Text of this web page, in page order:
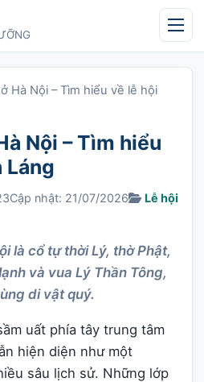
Hà Nội – Tìm hiểu về lễ hội
Nội – Tìm hiểu
Láng
Cập nhật: 21/07/2026
Lễ hội
là cổ tự thời Lý, thờ Phật,
và vua Lý Thần Tông,
di vật quý.
uất phía tây trung tâm
hiện diện như một
sâu lịch sử. Những lớp